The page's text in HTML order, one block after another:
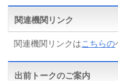
関連機関リンク
関連機関リンクはこちらの
出前トークのご案内